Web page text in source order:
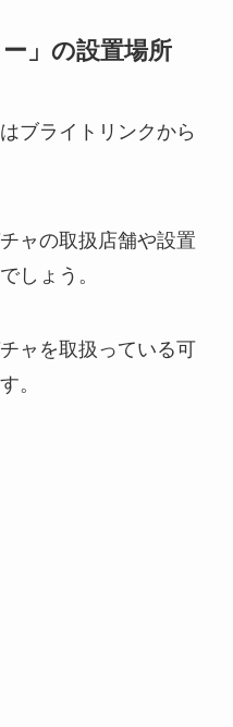
」の設置場所
ブライトリンクから
ャの取扱店舗や設置
しょう。
ャを取扱っている可
。